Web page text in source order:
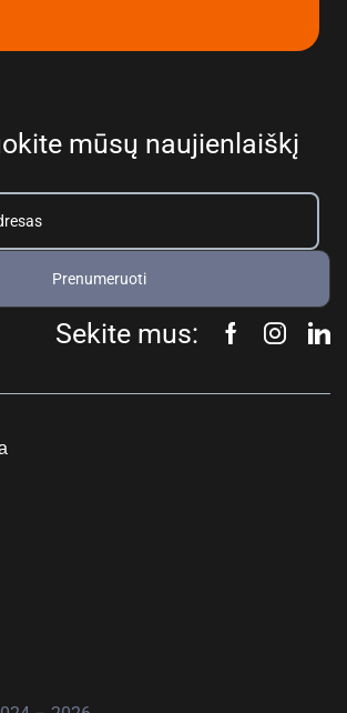
mūsų naujienlaiškį
Prenumeruoti
Sekite mus: